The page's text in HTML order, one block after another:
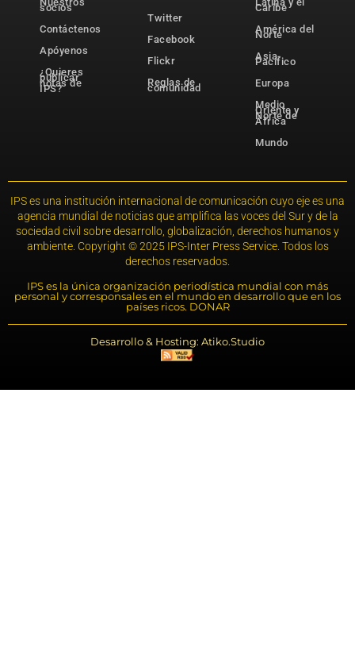
socios
Contáctenos
Apóyenos
¿Quieres
publicar
notas de
IPS?
Twitter
Facebook
Flickr
Reglas de
comunidad
Caribe
América del
Norte
Asia-
Pacífico
Europa
Medio
Oriente y
Norte de
África
Mundo
IPS es una institución internacional de comunicación cuyo eje es una
agencia mundial de noticias que amplifica las voces del Sur y de la
sociedad civil sobre desarrollo, globalización, derechos humanos y
ambiente. Copyright © 2025 IPS-Inter Press Service. Todos los
derechos reservados.
IPS es la única organización periodística mundial con más
personal y corresponsales en el mundo en desarrollo que en los
países ricos. DONAR
Desarrollo & Hosting: Atiko.Studio